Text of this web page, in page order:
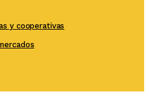
y cooperativas